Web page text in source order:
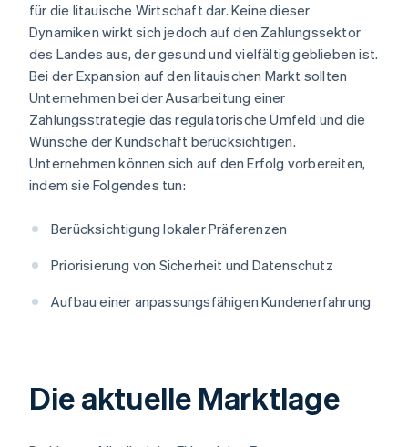
für die litauische Wirtschaft dar. Keine dieser
Dynamiken wirkt sich jedoch auf den Zahlungssektor
des Landes aus, der gesund und vielfältig geblieben ist.
Bei der Expansion auf den litauischen Markt sollten
Unternehmen bei der Ausarbeitung einer
Zahlungsstrategie das regulatorische Umfeld und die
Wünsche der Kundschaft berücksichtigen.
Unternehmen können sich auf den Erfolg vorbereiten,
indem sie Folgendes tun:
Berücksichtigung lokaler Präferenzen
Priorisierung von Sicherheit und Datenschutz
Aufbau einer anpassungsfähigen Kundenerfahrung
Die aktuelle Marktlage